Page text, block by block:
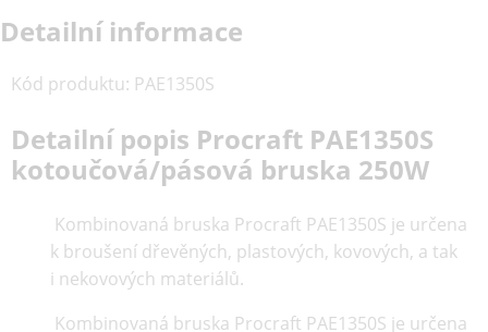
Detailní informace
Kód produktu: PAE1350S
Detailní popis Procraft PAE1350S
kotoučová/pásová bruska 250W
Kombinovaná bruska Procraft PAE1350S je určena
k broušení dřevěných, plastových, kovových, a tak
i nekovových materiálů.
Kombinovaná bruska Procraft PAE1350S je určena